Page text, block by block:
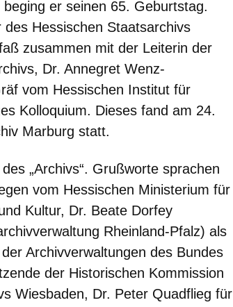
er seinen 65. Geburtstag.
Hessischen Staatsarchivs
zusammen mit der Leiterin der
Dr. Annegret Wenz-
vom Hessischen Institut für
Kolloquium. Dieses fand am 24.
Marburg statt.
„Archivs“. Grußworte sprachen
vom Hessischen Ministerium für
Kultur, Dr. Beate Dorfey
Rheinland-Pfalz) als
Archivverwaltungen des Bundes
der Historischen Kommission
Wiesbaden, Dr. Peter Quadflieg für